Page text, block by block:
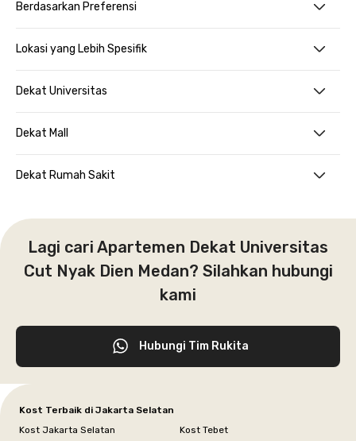
Berdasarkan Preferensi
Lokasi yang Lebih Spesifik
Dekat Universitas
Dekat Mall
Dekat Rumah Sakit
Lagi cari Apartemen Dekat Universitas
Cut Nyak Dien Medan? Silahkan hubungi
kami
Hubungi Tim Rukita
Kost Terbaik di Jakarta Selatan
Kost Jakarta Selatan
Kost Tebet